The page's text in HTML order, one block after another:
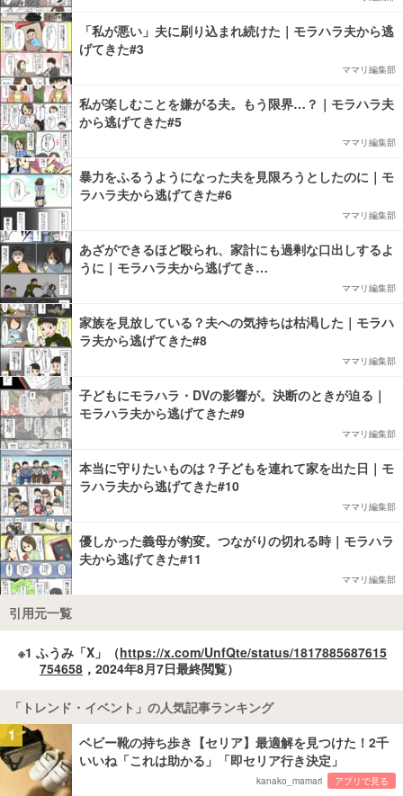
「私が悪い」夫に刷り込まれ続けた｜モラハラ夫から逃
げてきた#3
ママリ編集部
私が楽しむことを嫌がる夫。もう限界…？｜モラハラ夫
から逃げてきた#5
ママリ編集部
暴力をふるうようになった夫を見限ろうとしたのに｜モ
ラハラ夫から逃げてきた#6
ママリ編集部
あざができるほど殴られ、家計にも過剰な口出しするよ
うに｜モラハラ夫から逃げてき…
ママリ編集部
家族を見放している？夫への気持ちは枯渇した｜モラハ
ラ夫から逃げてきた#8
ママリ編集部
子どもにモラハラ・DVの影響が。決断のときが迫る｜
モラハラ夫から逃げてきた#9
ママリ編集部
本当に守りたいものは？子どもを連れて家を出た日｜モ
ラハラ夫から逃げてきた#10
ママリ編集部
優しかった義母が豹変。つながりの切れる時｜モラハラ
夫から逃げてきた#11
ママリ編集部
引用元一覧
※1 ふうみ「X」（https://x.com/UnfQte/status/1817885687615
754658 ，2024年8月7日最終閲覧）
「トレンド・イベント」の人気記事ランキング
1
ベビー靴の持ち歩き【セリア】最適解を見つけた！2千
いいね「これは助かる」「即セリア行き決定」
kanako_mamari アプリで見る